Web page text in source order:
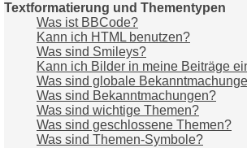
Textformatierung und Thementypen
Was ist BBCode?
Kann ich HTML benutzen?
Was sind Smileys?
Kann ich Bilder in meine Beiträge
Was sind globale
Was sind Bekanntmachungen?
Was sind wichtige Themen?
Was sind geschlossene Themen?
Was sind Themen-Symbole?